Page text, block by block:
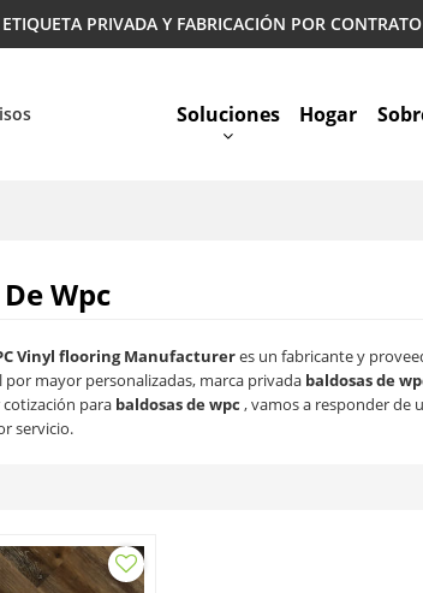
PRIVADA Y FABRICACIÓN POR CONTRATO
Soluciones Hogar
Wpc
Vinyl flooring Manufactureres un fabricante y
por mayor personalizadas, marca privada baldosas de
para baldosas de wpc , vamos a responder de
servicio.